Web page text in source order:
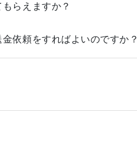
らえますか？
依頼をすればよいのですか？